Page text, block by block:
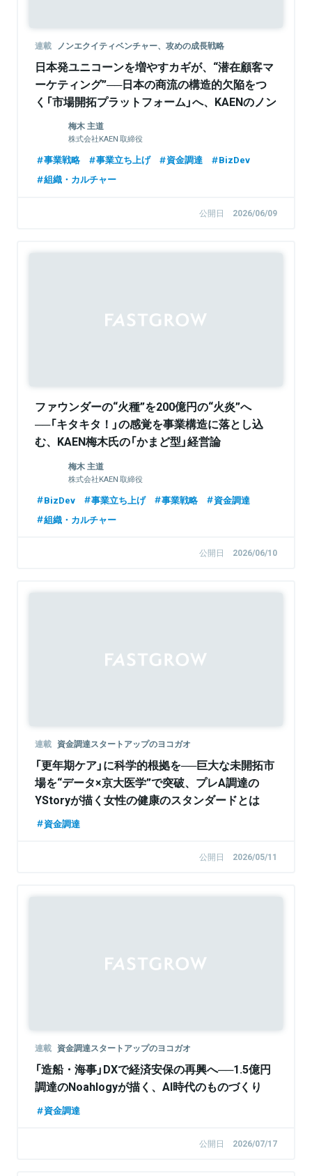
連載 ノンエクイティベンチャー、攻めの成長戦略
日本発ユニコーンを増やすカギが、“潜在顧客マ
ーケティング”──日本の商流の構造的欠陥をつ
く「市場開拓プラットフォーム」へ、KAENのノン
エクイティ戦略
梅木 主道
株式会社KAEN 取締役
事業戦略 事業立ち上げ 資金調達
BizDev
組織・カルチャー
公開日 2026/06/09
ファウンダーの“火種”を200億円の“火炎”へ
──「キタキタ！」の感覚を事業構造に落とし込
む、KAEN梅木氏の「かまど型」経営論
【FastGrowジョニーが聞く】
梅木 主道
株式会社KAEN 取締役
BizDev 事業立ち上げ 事業戦略
資金調達
組織・カルチャー
公開日 2026/06/10
連載 資金調達スタートアップのヨコガオ
「更年期ケア」に科学的根拠を──巨大な未開拓市
場を“データ×京大医学”で突破、プレA調達の
YStoryが描く女性の健康のスタンダードとは
資金調達
公開日 2026/05/11
連載 資金調達スタートアップのヨコガオ
「造船・海事」DXで経済安保の再興へ──1.5億円
調達のNoahlogyが描く、AI時代のものづくり
資金調達
公開日 2026/07/17